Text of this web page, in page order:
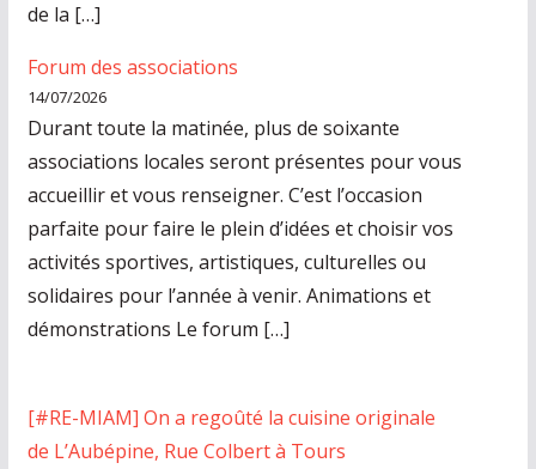
i
e
de la […]
Forum des associations
14/07/2026
Durant toute la matinée, plus de soixante
associations locales seront présentes pour vous
accueillir et vous renseigner. C’est l’occasion
parfaite pour faire le plein d’idées et choisir vos
activités sportives, artistiques, culturelles ou
solidaires pour l’année à venir. Animations et
démonstrations Le forum […]
[#RE-MIAM] On a regoûté la cuisine originale
de L’Aubépine, Rue Colbert à Tours